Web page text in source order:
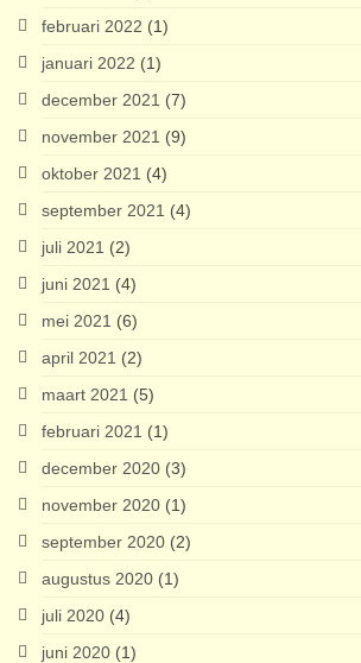
februari 2022 (1)
januari 2022 (1)
december 2021 (7)
november 2021 (9)
oktober 2021 (4)
september 2021 (4)
juli 2021 (2)
juni 2021 (4)
mei 2021 (6)
april 2021 (2)
maart 2021 (5)
februari 2021 (1)
december 2020 (3)
november 2020 (1)
september 2020 (2)
augustus 2020 (1)
juli 2020 (4)
juni 2020 (1)